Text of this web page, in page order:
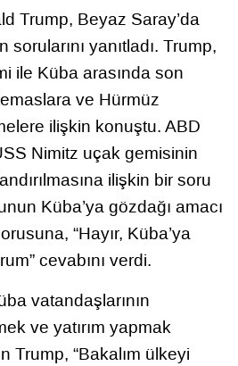
Trump, Beyaz Saray’da
sorularını yanıtladı. Trump,
ile Küba arasında son
ve Hürmüz
ilişkin konuştu. ABD
Nimitz uçak gemisinin
ilişkin bir soru
Küba’ya gözdağı amacı
“Hayır, Küba’ya
cevabını verdi.
vatandaşlarının
ve yatırım yapmak
Trump, “Bakalım ülkeyi